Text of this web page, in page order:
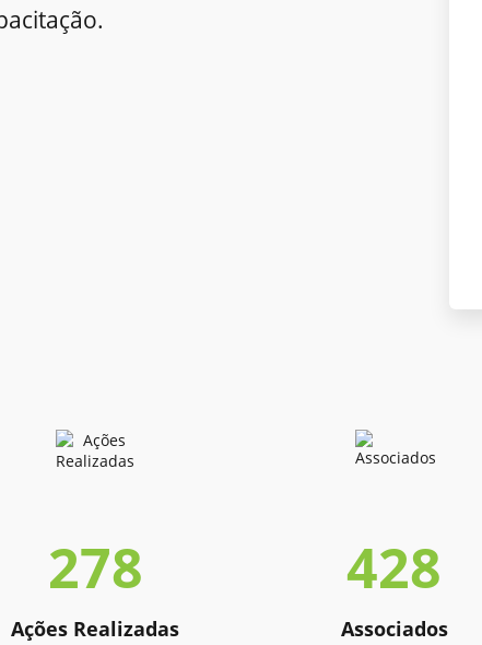
278
Ações Realizadas
428
Associados